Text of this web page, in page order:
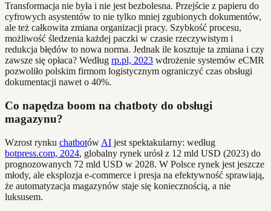
Transformacja nie była i nie jest bezbolesna. Przejście z papieru do
cyfrowych asystentów to nie tylko mniej zgubionych dokumentów,
ale też całkowita zmiana organizacji pracy. Szybkość procesu,
możliwość śledzenia każdej paczki w czasie rzeczywistym i
redukcja błędów to nowa norma. Jednak ile kosztuje ta zmiana i czy
zawsze się opłaca? Według rp.pl, 2023 wdrożenie systemów eCMR
pozwoliło polskim firmom logistycznym ograniczyć czas obsługi
dokumentacji nawet o 40%.
Co napędza boom na chatboty do obsługi
magazynu?
Wzrost rynku chatbotów AI jest spektakularny: według
botpress.com, 2024, globalny rynek urósł z 12 mld USD (2023) do
prognozowanych 72 mld USD w 2028. W Polsce rynek jest jeszcze
młody, ale eksplozja e-commerce i presja na efektywność sprawiają,
że automatyzacja magazynów staje się koniecznością, a nie
luksusem.